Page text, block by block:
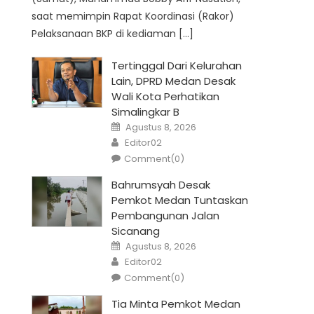
saat memimpin Rapat Koordinasi (Rakor)
Pelaksanaan BKP di kediaman […]
Tertinggal Dari Kelurahan
Lain, DPRD Medan Desak
Wali Kota Perhatikan
Simalingkar B
Posted
on
Agustus 8, 2026
Author
Editor02
Comment(0)
Bahrumsyah Desak
Pemkot Medan Tuntaskan
Pembangunan Jalan
Sicanang
Posted
on
Agustus 8, 2026
Author
Editor02
Comment(0)
Tia Minta Pemkot Medan